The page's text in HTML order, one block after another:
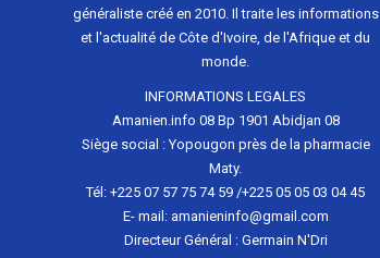
généraliste créé en 2010. Il traite les informations
et l'actualité de Côte d'Ivoire, de l'Afrique et du
monde.
INFORMATIONS LEGALES
Amanien.info 08 Bp 1901 Abidjan 08
Siège social : Yopougon près de la pharmacie
Maty.
Tél: +225 07 57 75 74 59 /+225 05 05 03 04 45
E- mail: amanieninfo@gmail.com
Directeur Général : Germain N'Dri